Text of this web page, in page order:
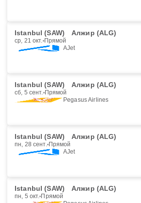
Istanbul (SAW) Алжир (ALG)
ср, 21 окт. Прямой
AJet
Istanbul (SAW) Алжир (ALG)
сб, 5 сент. Прямой
Pegasus Airlines
Istanbul (SAW) Алжир (ALG)
пн, 28 сент. Прямой
AJet
Istanbul (SAW) Алжир (ALG)
пн, 5 окт. Прямой